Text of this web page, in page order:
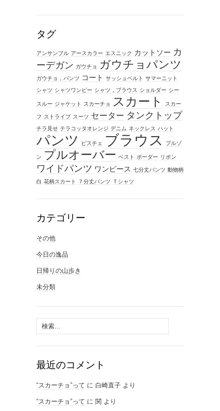
タグ
アンサンブル アースカラー エスニック カットソー カ
ーデガン ガウチョ ガウチョパンツ
ガウチョ，パンツ コート サッシュベルト サマーニット
シャツ シャツワンピー シャツ，ブラウス ショルダー シー
スルー ジャケット スカーチョ スカート スカー
フ ストライプ スーツ セーター タンクトップ
チラ見せ テラコッタオレンジ デニム ネックレス ハット
パンツ ビスチェ ブラウス ブルゾ
ン プルオーバー ベスト ボーダー リボン
ワイドパンツ ワンピース 七分丈パンツ 動物柄
白 花柄スカート ７分丈パンツ Ｔシャツ
カテゴリー
その他
今日の逸品
日帰りの山歩き
未分類
検
索:
最近のコメント
“スカーチョ”って に 白崎直子 より
“スカーチョ”って に 関 より